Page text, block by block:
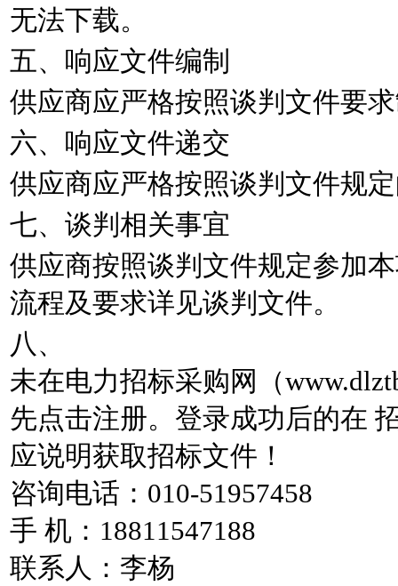
无法下载。
五、响应文件编制
供应商应严格按照谈判文件要
六、响应文件递交
供应商应严格按照谈判文件规
七、谈判相关事宜
供应商按照谈判文件规定参加
流程及要求详见谈判文件。
八、
未在电力招标采购网（
先点击注册。登录成功后的在
应说明获取招标文件！
咨询电话：010-51957458
手 机：18811547188
联系人：李杨